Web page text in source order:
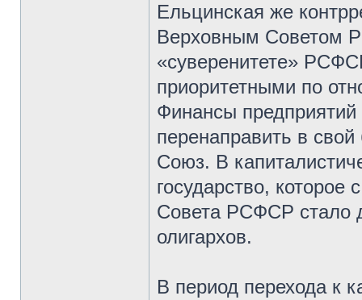
Ельцинская же
Верховным Советом
«суверенитете»
приоритетными по
Финансы предприятий
перенаправить в
Союз. В
государство, которое
Совета РСФСР стало
олигархов.
В период перехода к